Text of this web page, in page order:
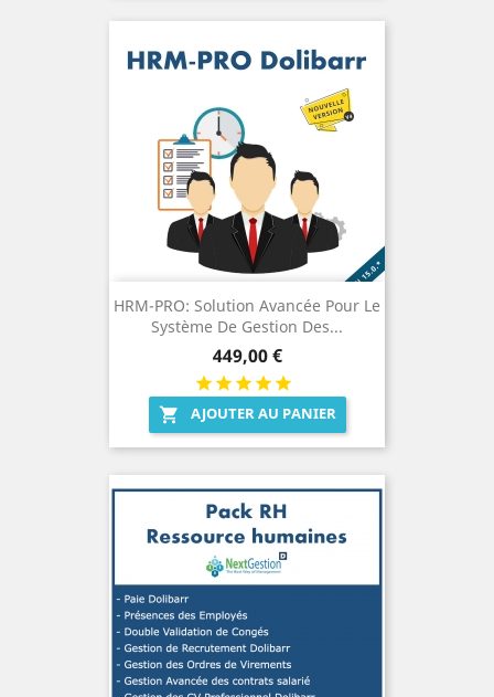
HRM-PRO: Solution Avancée Pour Le
Système De Gestion Des...
Prix
449,00 €
 AJOUTER AU PANIER